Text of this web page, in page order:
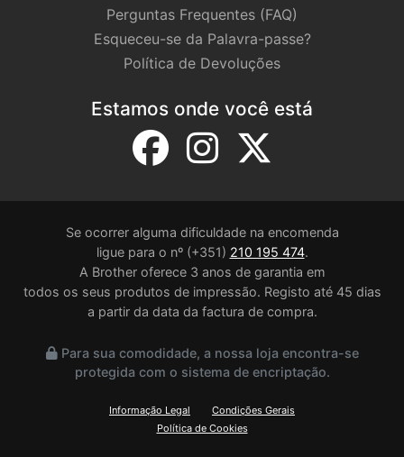
Perguntas Frequentes (FAQ)
Esqueceu-se da Palavra-passe?
Política de Devoluções
Estamos onde você está
Se ocorrer alguma dificuldade na encomenda
ligue para o nº (+351) 210 195 474.
A Brother oferece 3 anos de garantia em
todos os seus produtos de impressão. Registo até 45 dias
a partir da data da factura de compra.
Para sua comodidade, a nossa loja encontra-se
protegida com o sistema de encriptação.
Informação Legal
Condições Gerais
Política de Cookies